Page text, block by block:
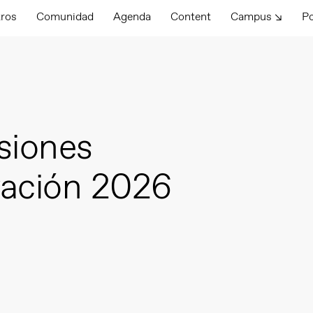
Comunidad Agenda Content Campus ↘
2026